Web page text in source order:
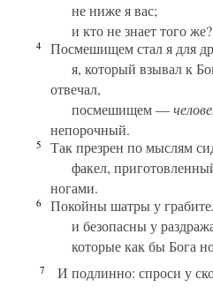
не ниже я вас;
и кто не знает того же?
4
Посмешищем стал я для
я, который взывал к
отвечал,
посмешищем —
непорочный.
5
Так презрен по мыслям
факел,
ногами.
6
Покойны шатры у
и безопасны у
которые как бы Бога
7
И подлинно: спроси у